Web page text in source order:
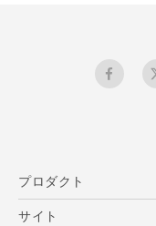
プロダクト
スマートフォン
サイト